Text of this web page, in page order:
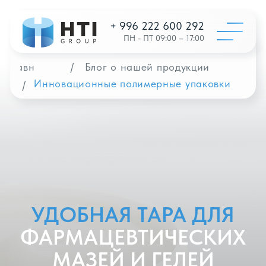
ПН - ПТ 09:00 – 17:00
+996 312
Заказать
Главная /
УДОБНАЯ ТАРА ДЛЯ
ФАРМАЦЕВТИЧЕСКИХ
МАЗЕЙ И ГЕЛЕЙ